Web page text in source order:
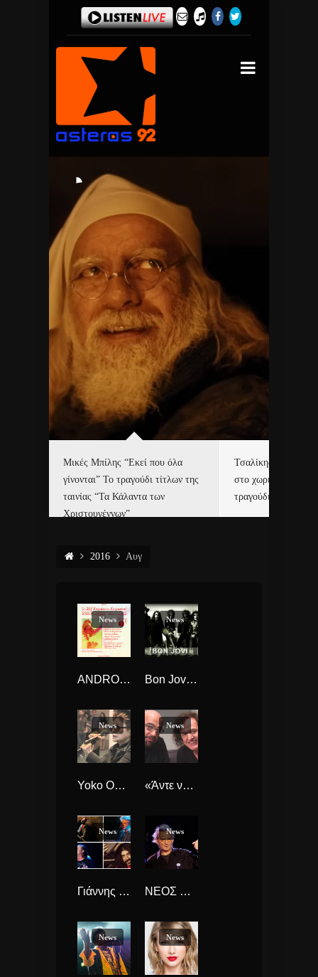
Μικές Μπίλης “Εκεί που όλα
γίνονται” Το τραγούδι τίτλων της
ταινίας “Τα Κάλαντα των
Χριστουγέννων”
Τσαλίκης,
στο χωριό του Άι
τραγούδι και video
2016 Αυγ
News
ANDROS ARTISANS 2016 “ΧΕΙΡΩΝΙΟΙ ΧΕΙΡΩΝΕΣ” ΓΙΑ ΛΙΓΕΣ ΜΕΡΕΣ ΑΚΟΜΑ!
News
Bon Jovi : επιστροφή με νέο video : «This House Is Not For Sale».
News
Yoko Ono στη Θεσσαλονίκη.
News
«Άντε να λύσουμε…»Βασίλης Παπακωνσταντίνου- Γιάννης Ζουγανέλης
News
Γιάννης Μηλιώκας, Λάκης Παπαδόπουλος, Νίκος Ζιώγαλας, Γιάννης Γιοκαρίνης
News
ΝΕΟΣ ΠΑΝΟΣ ΚΑΤΣΙΜΙΧΑΣ! ΑΚΟΥΣΤΕ ΤΟΝ!
News News